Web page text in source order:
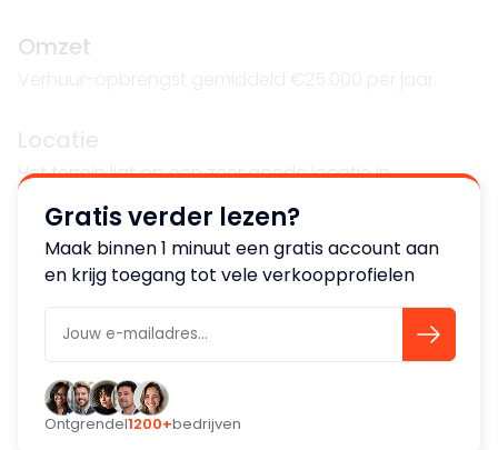
Omzet
Het terrein ligt op een zeer goede locatie in
Willemstad, Curaçao.
Gratis verder lezen?
Maak binnen 1 minuut een gratis account aan
en krijg toegang tot vele verkoopprofielen
Ontgrendel1200+bedrijven